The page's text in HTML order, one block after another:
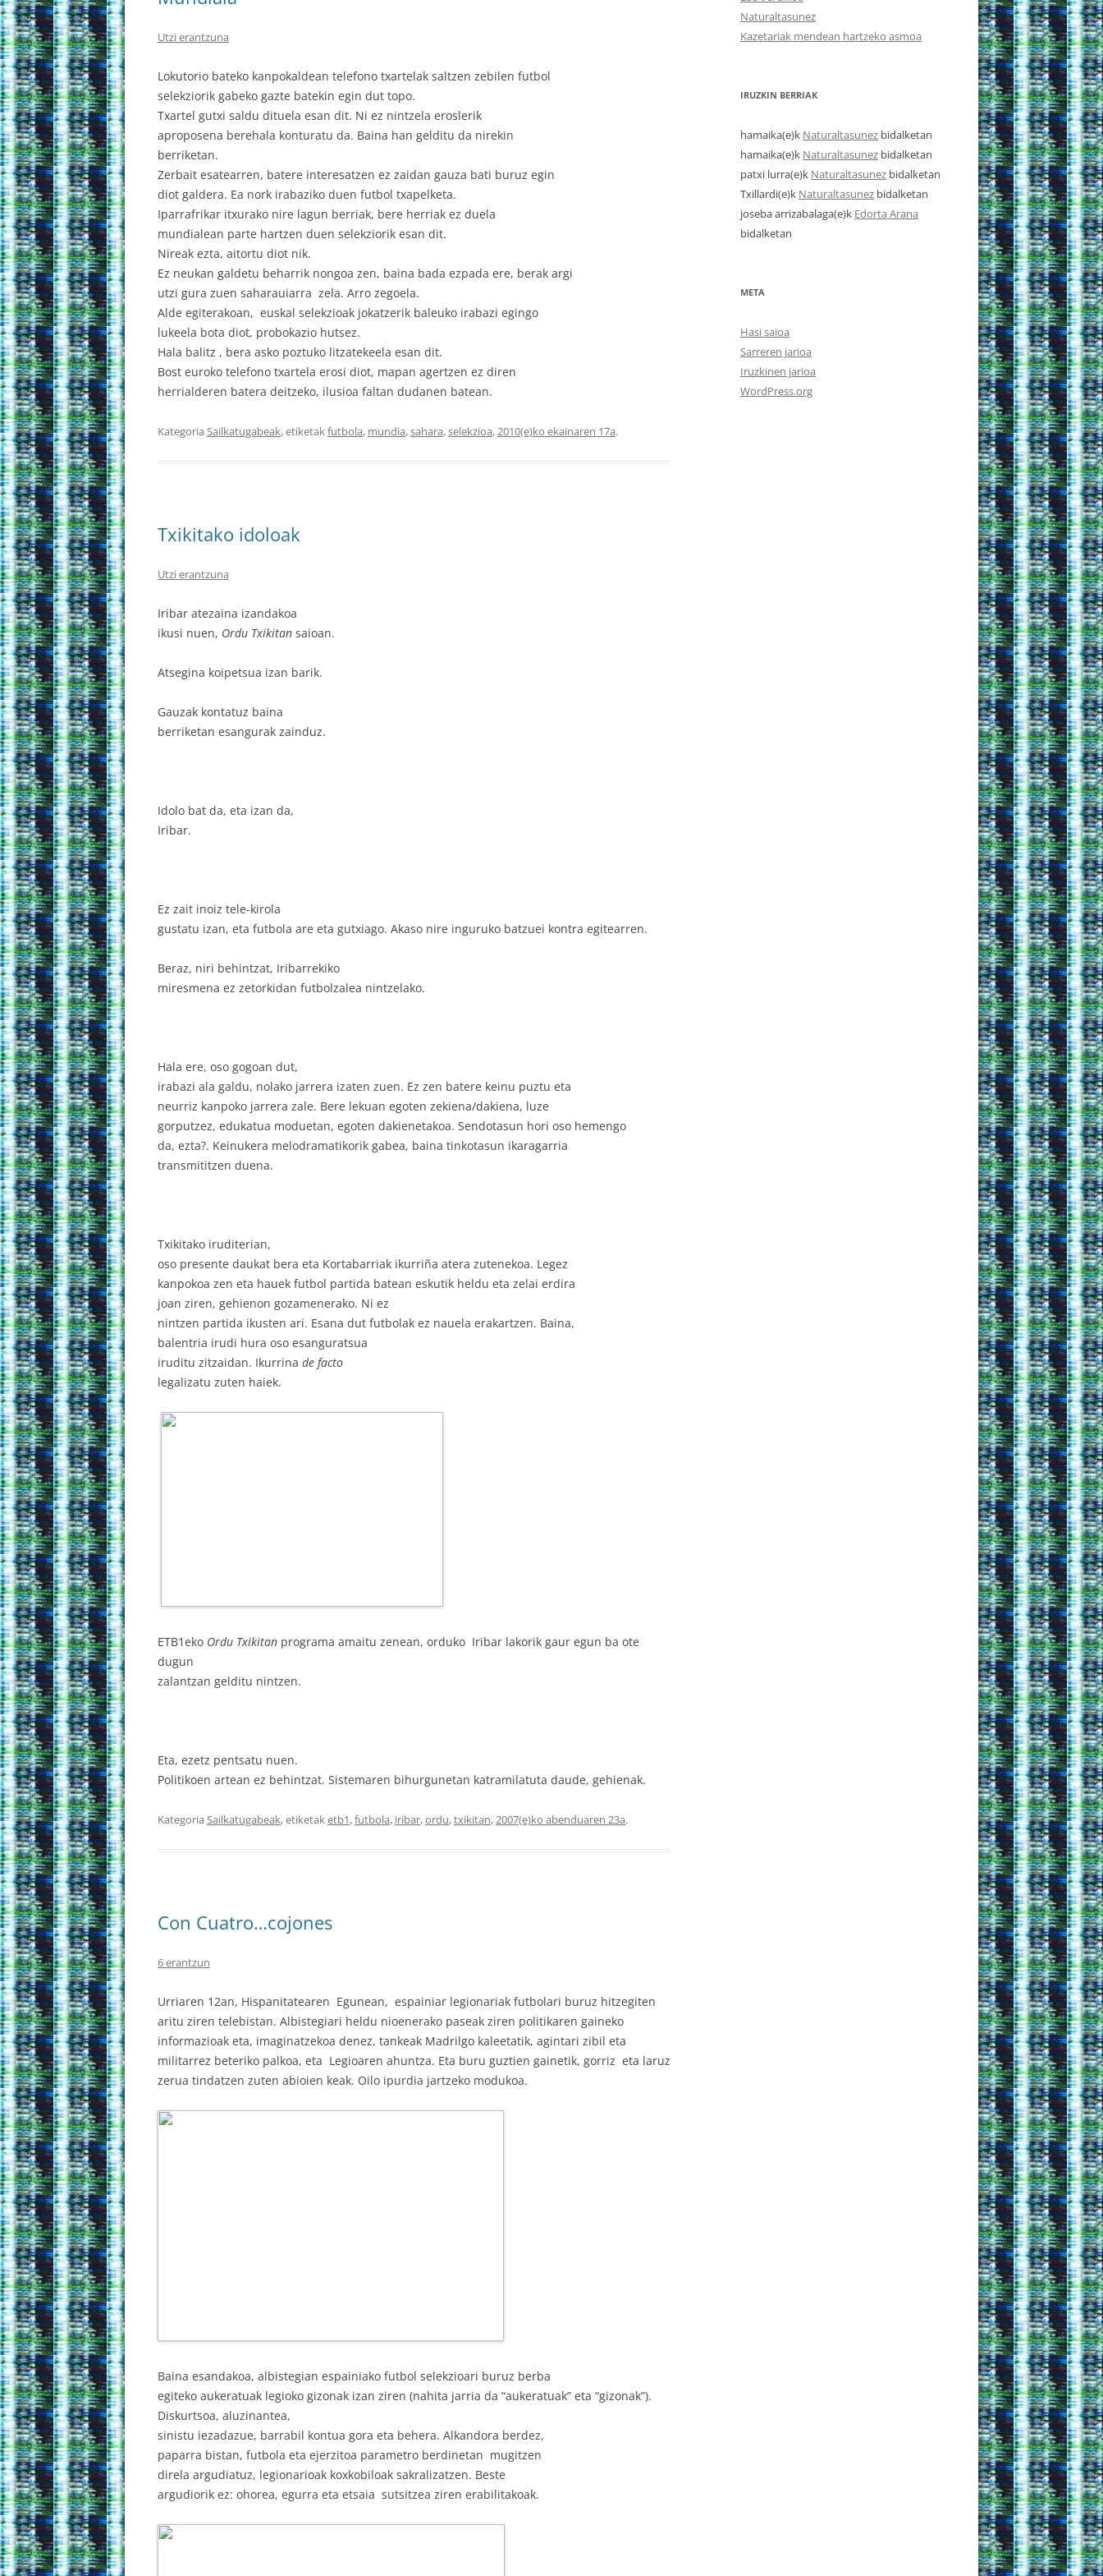
Utzi erantzuna
Lokutorio bateko kanpokaldean telefono txartelak saltzen zebilen futbol
selekziorik gabeko gazte batekin egin dut topo.
Txartel gutxi saldu dituela esan dit. Ni ez nintzela eroslerik
aproposena berehala konturatu da. Baina han gelditu da nirekin
berriketan.
Zerbait esatearren, batere interesatzen ez zaidan gauza bati buruz egin
diot galdera. Ea nork irabaziko duen futbol txapelketa.
Iparrafrikar itxurako nire lagun berriak, bere herriak ez duela
mundialean parte hartzen duen selekziorik esan dit.
Nireak ezta, aitortu diot nik.
Ez neukan galdetu beharrik nongoa zen, baina bada ezpada ere, berak argi
utzi gura zuen saharauiarra zela. Arro zegoela.
Alde egiterakoan, euskal selekzioak jokatzerik baleuko irabazi egingo
lukeela bota diot, probokazio hutsez.
Hala balitz , bera asko poztuko litzatekeela esan dit.
Bost euroko telefono txartela erosi diot, mapan agertzen ez diren
herrialderen batera deitzeko, ilusioa faltan dudanen batean.
Kategoria Sailkatugabeak, etiketakfutbola, mundia,sahara,selekzioa,2010(e)ko ekainaren 17a.
Txikitako idoloak
Utzi erantzuna
Iribar atezaina izandakoa
ikusi nuen, Ordu Txikitan saioan.
Atsegina koipetsua izan barik.
Gauzak kontatuz baina
berriketan esangurak zainduz.
Idolo bat da, eta izan da,
Iribar.
Ez zait inoiz tele-kirola
gustatu izan, eta futbola are eta gutxiago. Akaso nire inguruko batzuei kontra egitearren.
Beraz, niri behintzat, Iribarrekiko
miresmena ez zetorkidan futbolzalea nintzelako.
Hala ere, oso gogoan dut,
irabazi ala galdu, nolako jarrera izaten zuen. Ez zen batere keinu puztu eta
neurriz kanpoko jarrera zale. Bere lekuan egoten zekiena/dakiena, luze
gorputzez, edukatua moduetan, egoten dakienetakoa. Sendotasun hori oso hemengo
da, ezta?. Keinukera melodramatikorik gabea, baina tinkotasun ikaragarria
transmititzen duena.
Txikitako iruditerian,
oso presente daukat bera eta Kortabarriak ikurriña atera zutenekoa. Legez
kanpokoa zen eta hauek futbol partida batean eskutik heldu eta zelai erdira
joan ziren, gehienon gozamenerako. Ni ez
nintzen partida ikusten ari. Esana dut futbolak ez nauela erakartzen. Baina,
balentria irudi hura oso esanguratsua
iruditu zitzaidan. Ikurrina de facto
legalizatu zuten haiek.
ETB1eko Ordu Txikitan programa amaitu zenean, orduko Iribar lakorik gaur egun ba ote
dugun
zalantzan gelditu nintzen.
Eta, ezetz pentsatu nuen.
Politikoen artean ez behintzat. Sistemaren bihurgunetan katramilatuta daude, gehienak.
Kategoria Sailkatugabeak, etiketaketb1,futbola, iribar,ordu,txikitan,2007(e)ko abenduaren 23a.
Con Cuatro…cojones
6 erantzun
Urriaren 12an, Hispanitatearen Egunean, espainiar legionariak futbolari buruz hitzegiten
aritu ziren telebistan. Albistegiari heldu nioenerako paseak ziren politikaren gaineko
informazioak eta, imaginatzekoa denez, tankeak Madrilgo kaleetatik, agintari zibil eta
militarrez beteriko palkoa, eta Legioaren ahuntza. Eta buru guztien gainetik, gorriz eta laruz
zerua tindatzen zuten abioien keak. Oilo ipurdia jartzeko modukoa.
Baina esandakoa, albistegian espainiako futbol selekzioari buruz berba
egiteko aukeratuak legioko gizonak izan ziren (nahita jarria da “aukeratuak” eta “gizonak”).
Diskurtsoa, aluzinantea,
sinistu iezadazue, barrabil kontua gora eta behera. Alkandora berdez,
paparra bistan, futbola eta ejerzitoa parametro berdinetan mugitzen
direla argudiatuz, legionarioak koxkobiloak sakralizatzen. Beste
argudiorik ez: ohorea, egurra eta etsaia sutsitzea ziren erabilitakoak.
Naturaltasunez
Kazetariak mendean hartzeko asmoa
IRUZKIN BERRIAK
hamaika(e)k Naturaltasunez bidalketan
hamaika(e)k Naturaltasunez bidalketan
patxi lurra(e)k Naturaltasunez bidalketan
Txillardi(e)k Naturaltasunez bidalketan
joseba arrizabalaga(e)k Edorta Arana
bidalketan
META
Hasi saioa
Sarreren jarioa
Iruzkinen jarioa
WordPress.org